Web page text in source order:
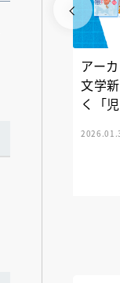
アー
文学
く「